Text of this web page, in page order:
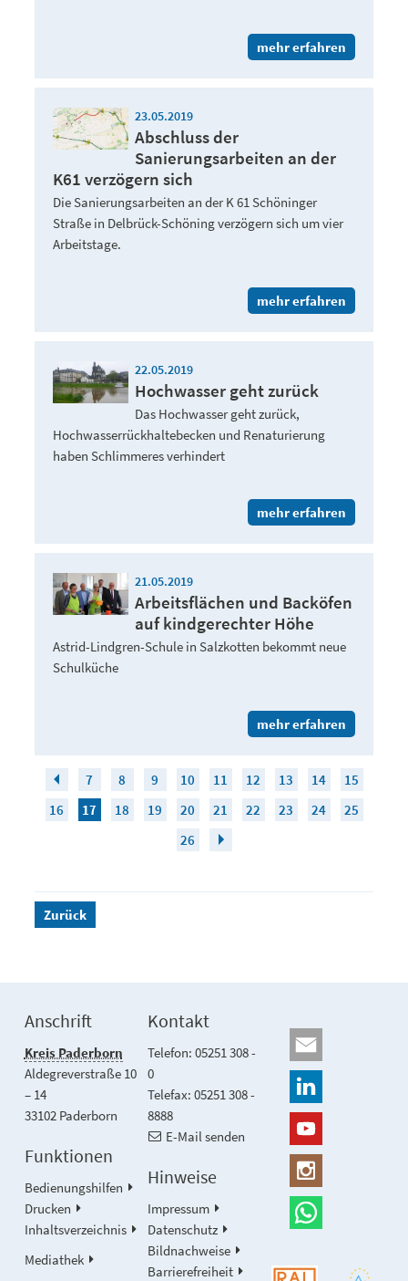
mehr erfahren
23.05.2019
Abschluss der
Sanierungsarbeiten an der
K61 verzögern sich
Die Sanierungsarbeiten an der K 61 Schöninger
Straße in Delbrück-Schöning verzögern sich um vier
Arbeitstage.
mehr erfahren
22.05.2019
Hochwasser geht zurück
Das Hochwasser geht zurück,
Hochwasserrückhaltebecken und Renaturierung
haben Schlimmeres verhindert
mehr erfahren
21.05.2019
Arbeitsflächen und Backöfen
auf kindgerechter Höhe
Astrid-Lindgren-Schule in Salzkotten bekommt neue
Schulküche
mehr erfahren
7 8 9 10 11 12 13 14
15
16
17 18 19 20 21 22 23 24
25
26
Zurück
Anschrift
Kreis Paderborn
Aldegreverstraße 10
– 14
33102 Paderborn
Kontakt
Telefon: 05251 308 -
0
Telefax: 05251 308 -
8888
E-Mail senden
Funktionen
Bedienungshilfen
Drucken
Inhaltsverzeichnis
Mediathek
Hinweise
Impressum
Datenschutz
Bildnachweise
Barrierefreiheit